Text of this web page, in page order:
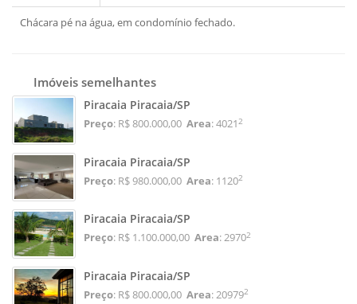
Chácara pé na água, em condomínio fechado.
Imóveis semelhantes
Piracaia Piracaia/SP
Preço: R$ 800.000,00 Area: 4021 2
Piracaia Piracaia/SP
Preço: R$ 980.000,00 Area: 11202
Piracaia Piracaia/SP
Preço: R$ 1.100.000,00 Area: 29702
Piracaia Piracaia/SP
Preço: R$ 800.000,00 Area: 209792